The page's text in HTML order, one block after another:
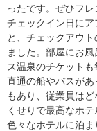
ったです。ぜひフレ
チェックイン日に
と、チェックアウ
ました。部屋にお
ス温泉のチケット
直通の船やバスが
もあり、従業員は
くせりで最高なホ
色々なホテルに泊